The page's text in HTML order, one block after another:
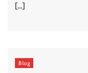
[…]
Blog